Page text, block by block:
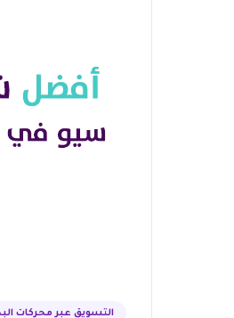
التسويق عبر محركات